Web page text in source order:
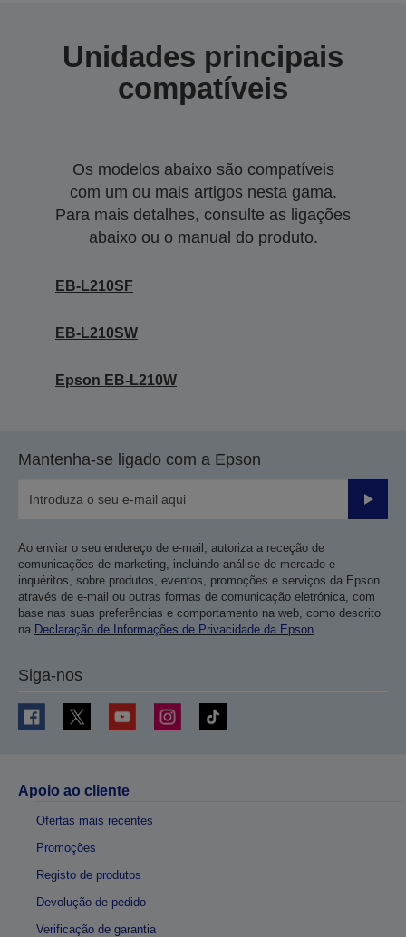
Unidades principais
compatíveis
Os modelos abaixo são compatíveis
com um ou mais artigos nesta gama.
Para mais detalhes, consulte as ligações
abaixo ou o manual do produto.
EB-L210SF
EB-L210SW
Epson EB-L210W
Mantenha-se ligado com a Epson
Enviar
Ao enviar o seu endereço de e-mail, autoriza a receção de
comunicações de marketing, incluindo análise de mercado e
inquéritos, sobre produtos, eventos, promoções e serviços da Epson
através de e-mail ou outras formas de comunicação eletrónica, com
base nas suas preferências e comportamento na web, como descrito
na Declaração de Informações de Privacidade da Epson.
Siga-nos
Apoio ao cliente
Ofertas mais recentes
Promoções
Registo de produtos
Devolução de pedido
Verificação de garantia